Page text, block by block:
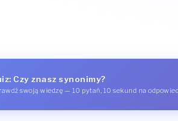
Czy znasz synonimy?
swoją wiedzę — 10 pytań, 10 sekund na